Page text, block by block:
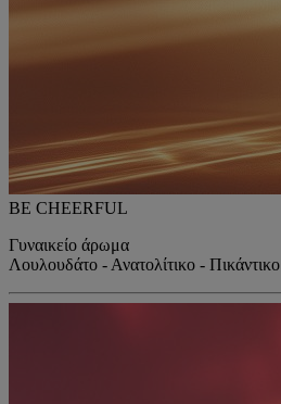
BE CHEERFUL
Γυναικείο άρωμα
Λουλουδάτο - Ανατολίτικο - Πικάντικο